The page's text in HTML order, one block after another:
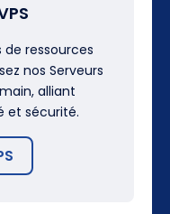
de ressources
nos Serveurs
alliant
et sécurité.